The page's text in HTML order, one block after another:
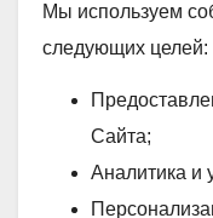
Мы используем
следующих целей:
Сайта;
Аналитика и